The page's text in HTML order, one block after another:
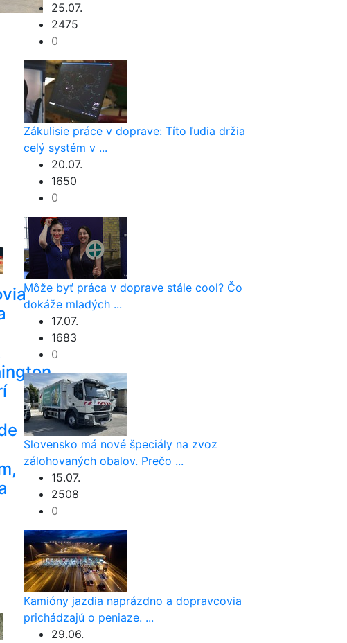
25.07.
2475
0
Zákulisie práce v doprave: Títo ľudia držia
celý systém v ...
20.07.
1650
0
Môže byť práca v doprave stále cool? Čo
dokáže mladých ...
17.07.
1683
0
Slovensko má nové špeciály na zvoz
zálohovaných obalov. Prečo ...
15.07.
2508
0
Kamióny jazdia naprázdno a dopravcovia
prichádzajú o peniaze. ...
29.06.